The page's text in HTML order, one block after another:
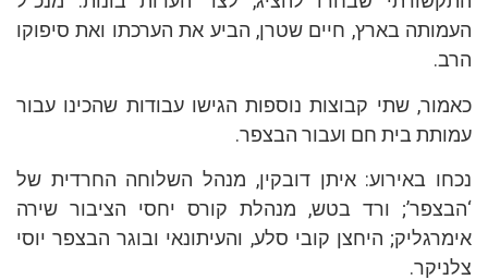
העמותה בארץ, חיים שטרן, הביע את הערכתו ואת סיפוקו
הרב.
כאמור, שתי קבוצות נוספות הגישו עבודות שהכינו עבור
עמותת בית חם ועבור הבצפר.
נכחו באירוע: איתן דובקין, מנהל השלוחה החרדית של
‘הבצפר’; ורד בטש, מנהלת קורס יחסי הציבור שירה
אימרגליק; היחצן קובי סלע, והעיתונאי ובוגר הבצפר יוסי
צלניקר.